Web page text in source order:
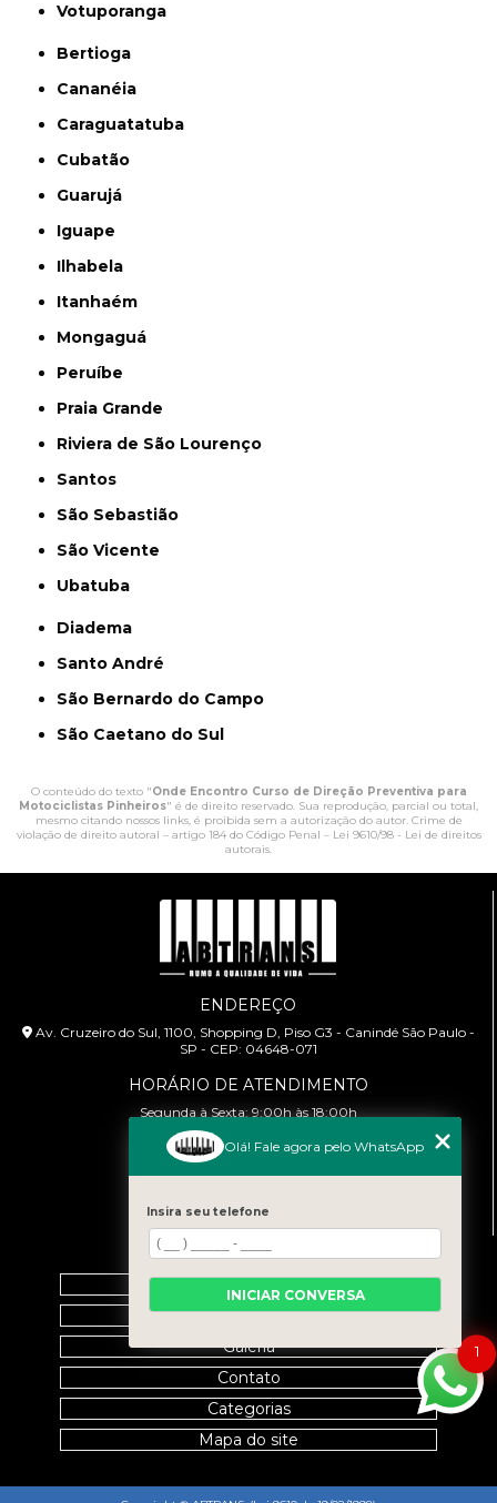
Votuporanga
Bertioga
Cananéia
Caraguatatuba
Cubatão
Guarujá
Iguape
Ilhabela
Itanhaém
Mongaguá
Peruíbe
Praia Grande
Riviera de São Lourenço
Santos
São Sebastião
São Vicente
Ubatuba
Diadema
Santo André
São Bernardo do Campo
São Caetano do Sul
O conteúdo do texto "Onde Encontro Curso de Direção Preventiva para
Motociclistas Pinheiros" é de direito reservado. Sua reprodução, parcial ou total,
mesmo citando nossos links, é proibida sem a autorização do autor. Crime de
violação de direito autoral – artigo 184 do Código Penal – Lei 9610/98 - Lei de direitos
autorais.
ENDEREÇO
Av. Cruzeiro do Sul, 1100, Shopping D, Piso G3 - Canindé São Paulo -
SP - CEP: 04648-071
HORÁRIO DE ATENDIMENTO
Segunda à Sexta: 9:00h às 18:00h
CONTATO
cursoabtrans@gmail.com
MENU
Home
Empresa
Galeria
Contato
Categorias
Mapa do site
1
Olá! Fale agora pelo WhatsApp
Insira seu telefone
INICIAR CONVERSA